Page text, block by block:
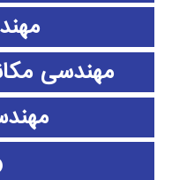
مهندسی